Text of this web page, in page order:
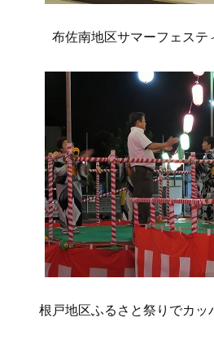
布佐南地区サマーフェステ
根戸地区ふるさと祭りでカッ